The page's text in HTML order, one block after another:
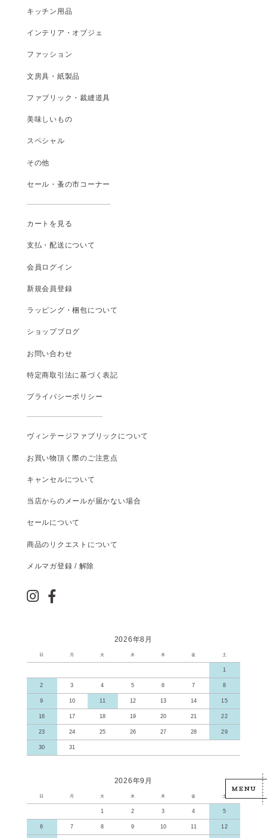
キッチン用品
インテリア・オブジェ
ファッション
文房具・紙製品
ファブリック・裁縫道具
美味しいもの
スペシャル
その他
セール・蚤の市コーナー
カートを見る
支払 ・配送について
会員ログイン
新規会員登録
ラッピング・梱包について
ショップブログ
お問い合わせ
特定商取引法に基づく表記
プライバシーポリシー
ヴィンテージファブリックについて
お買い物頂く際のご注意点
キャンセルについて
当店からのメールが届かない場合
セールについて
商品のリクエストについて
メルマガ登録 / 解除
2026年8月
日 月 火 水 木 金 土
1
2 3 4 5 6 7 8
9 10 11 12 13 14 15
16 17 18 19 20 21 22
23 24 25 26 27 28 29
30 31
2026年9月
日 月 火 水 木 金 土
1 2 3 4 5
6 7 8 9 10 11 12